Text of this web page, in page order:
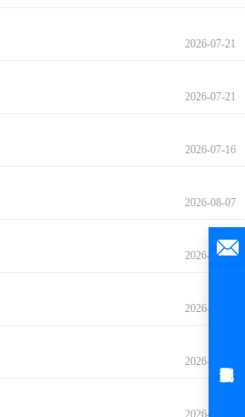
2026-07-21
2026-07-21
2026-07-16
2026-08-07
2026-08-07
2026-08-07
2026-08-07